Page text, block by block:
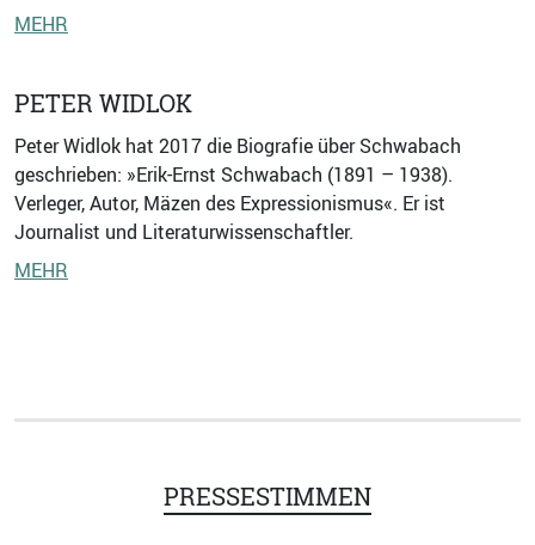
MEHR
PETER WIDLOK
Peter Widlok hat 2017 die Biografie über Schwabach
geschrieben: »Erik-Ernst Schwabach (1891 – 1938).
Verleger, Autor, Mäzen des Expressionismus«. Er ist
Journalist und Literaturwissenschaftler.
MEHR
PRESSESTIMMEN